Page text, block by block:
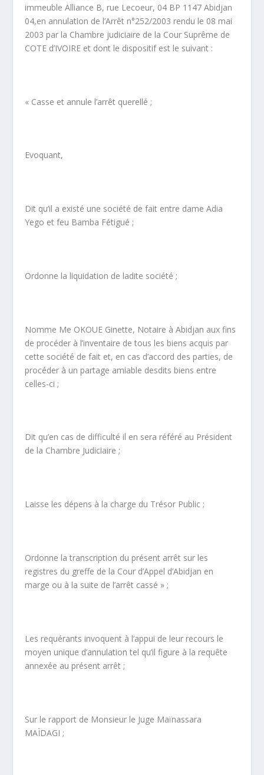
immeuble Alliance B, rue Lecoeur, 04 BP 1147 Abidjan
04,en annulation de l’Arrêt n°252/2003 rendu le 08 mai
2003 par la Chambre judiciaire de la Cour Suprême de
COTE d’IVOIRE et dont le dispositif est le suivant :
« Casse et annule l’arrêt querellé ;
Evoquant,
Dit qu’il a existé une société de fait entre dame Adia
Yego et feu Bamba Fétigué ;
Ordonne la liquidation de ladite société ;
Nomme Me OKOUE Ginette, Notaire à Abidjan aux fins
de procéder à l’inventaire de tous les biens acquis par
cette société de fait et, en cas d’accord des parties, de
procéder à un partage amiable desdits biens entre
celles-ci ;
Dit qu’en cas de difficulté il en sera référé au Président
de la Chambre Judiciaire ;
Laisse les dépens à la charge du Trésor Public ;
Ordonne la transcription du présent arrêt sur les
registres du greffe de la Cour d’Appel d’Abidjan en
marge ou à la suite de l’arrêt cassé » ;
Les requérants invoquent à l’appui de leur recours le
moyen unique d’annulation tel qu’il figure à la requête
annexée au présent arrêt ;
Sur le rapport de Monsieur le Juge Maïnassara
MAÏDAGI ;